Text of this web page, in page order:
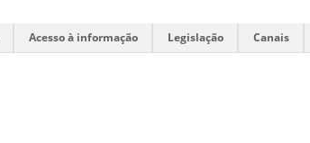
Acesso à informação Legislação Canais